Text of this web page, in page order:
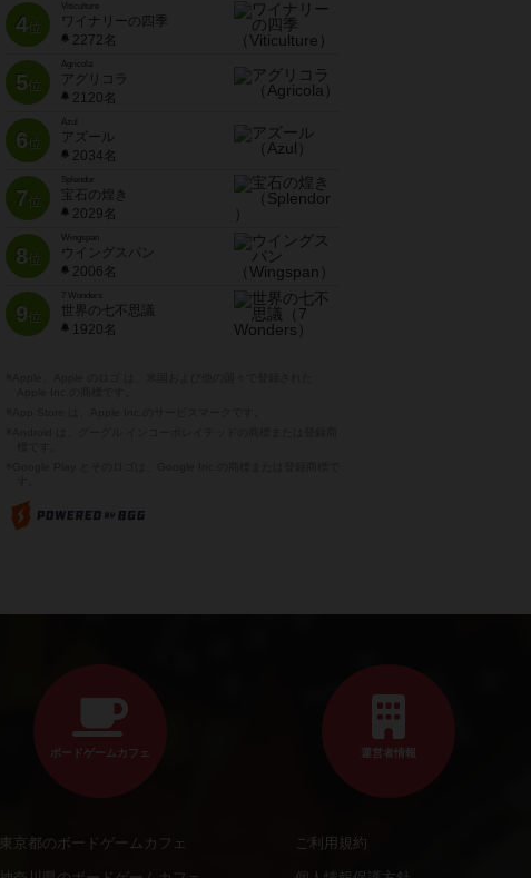
4位
Viticulture
ワイナリーの四季
2272名
5位
Agricola
アグリコラ
2120名
6位
Azul
アズール
2034名
7位
宝石の煌き
2029名
8位
Wingspan
ウイングスパン
2006名
9位
7 Wonders
世界の七不思議
1920名
ボードゲームカフェ
東京都のボードゲームカフェ
運営者情報
ご利用規約